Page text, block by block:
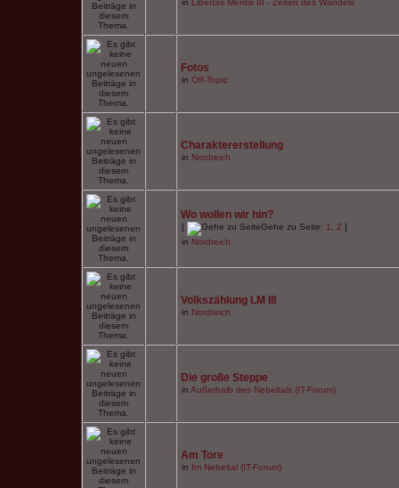
in Libertas Mentis III - Zeiten des Wandels
Fotos
in Off-Topic
Charaktererstellung
in Nordreich
Wo wollen wir hin?
[ Gehe zu Seite: 1 2 ]
in Nordreich
Volkszählung LM III
in Nordreich
Die große Steppe
in Außerhalb des Nebeltals (IT-Forum)
Am Tore
in Im Nebeltal (IT-Forum)